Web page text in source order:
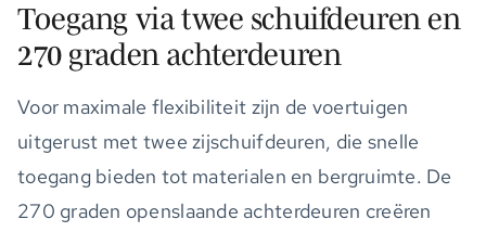
Toegang via twee schuifdeuren en
270 graden achterdeuren
Voor maximale flexibiliteit zijn de voertuigen
uitgerust met twee zijschuifdeuren, die snelle
toegang bieden tot materialen en bergruimte. De
270 graden openslaande achterdeuren creëren